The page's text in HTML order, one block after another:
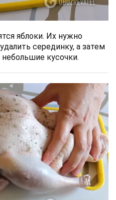
яблоки. Их нужно
серединку, а затем
кусочки.